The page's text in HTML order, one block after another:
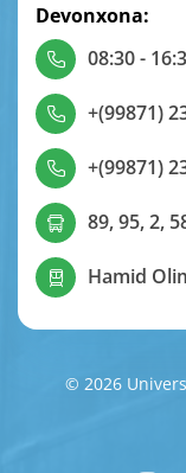
Devonxona:
08:30 -
+(99871)
+(99871)
89, 95, 2,
Hamid
© 2026